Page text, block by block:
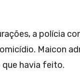
a polícia
Maicon
havia feito.